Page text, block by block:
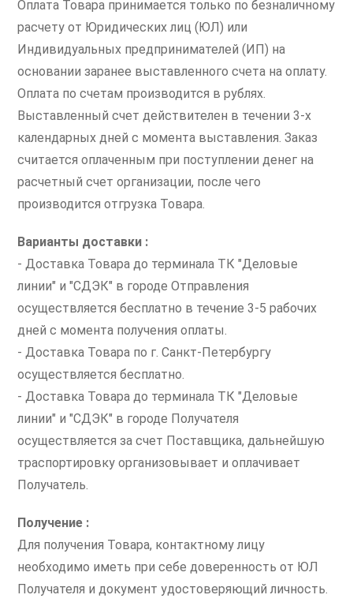
Оплата Товара принимается только по безналичному
расчету от Юридических лиц (ЮЛ) или
Индивидуальных предпринимателей (ИП) на
основании заранее выставленного счета на оплату.
Оплата по счетам производится в рублях.
Выставленный счет действителен в течении 3-х
календарных дней с момента выставления. Заказ
считается оплаченным при поступлении денег на
расчетный счет организации, после чего
производится отгрузка Товара.
Варианты доставки :
- Доставка Товара до терминала ТК "Деловые
линии" и "СДЭК" в городе Отправления
осуществляется бесплатно в течение 3-5 рабочих
дней с момента получения оплаты.
- Доставка Товара по г. Санкт-Петербургу
осуществляется бесплатно.
- Доставка Товара до терминала ТК "Деловые
линии" и "СДЭК" в городе Получателя
осуществляется за счет Поставщика, дальнейшую
траспортировку организовывает и оплачивает
Получатель.
Получение :
Для получения Товара, контактному лицу
необходимо иметь при себе доверенность от ЮЛ
Получателя и документ удостоверяющий личность.